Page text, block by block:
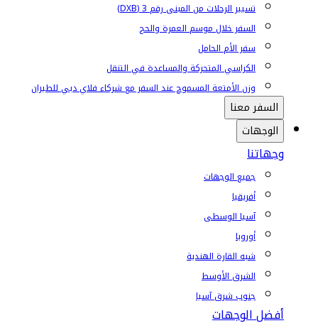
تسيير الرحلات من المبنى رقم 3 (DXB)
السفر خلال موسم العمرة والحج
سفر الأم الحامل
الكراسي المتحركة والمساعدة في التنقل
وزن الأمتعة المسموح عند السفر مع شركاء فلاي دبي للطيران
السفر معنا
الوجهات
وجهاتنا
جميع الوجهات
أفريقيا
آسيا الوسطى
أوروبا
شبه القارة الهندية
الشرق الأوسط
جنوب شرق آسيا
أفضل الوجهات